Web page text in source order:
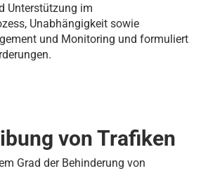
Unterstützung im
Unabhängigkeit sowie
und Monitoring und formuliert
von Trafiken
Grad der Behinderung von